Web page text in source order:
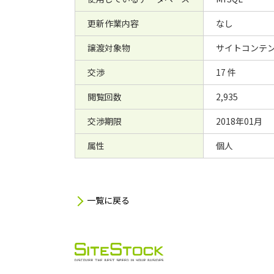
更新作業内容
なし
譲渡対象物
サイトコンテ
交渉
17 件
閲覧回数
2,935
交渉期限
2018年01月
属性
個人
一覧に戻る